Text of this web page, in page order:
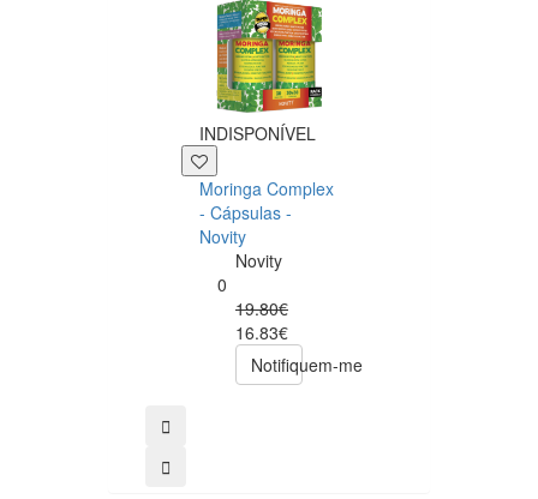
INDISPONÍVEL
Moringa Complex
- Cápsulas -
Novity
Novity
0
19.80€
16.83€
Notifiquem-me